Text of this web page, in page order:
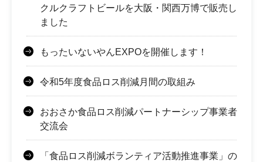
クルクラフトビールを大阪・関西万博で販売し
ました
もったいないやんEXPOを開催します！
令和5年度食品ロス削減月間の取組み
おおさか食品ロス削減パートナーシップ事業者
交流会
「食品ロス削減ボランティア活動推進事業」の